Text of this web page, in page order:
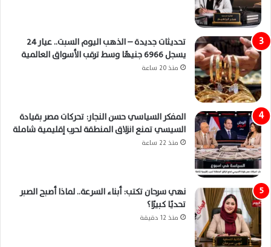
تحديثات جديدة – الذهب اليوم السبت.. عيار 24
يسجل 6966 جنيهًا وسط ترقب الأسواق العالمية
منذ 20 ساعة
المفكر السياسي حسن النجار: تحركات مصر بقيادة
السيسي تمنع انزلاق المنطقة لحرب إقليمية شاملة
منذ 22 ساعة
نهي سرحان تكتب: أبناء السرعة.. لماذا أصبح الصبر
تحديًا كبيرًا؟
منذ 12 دقيقة